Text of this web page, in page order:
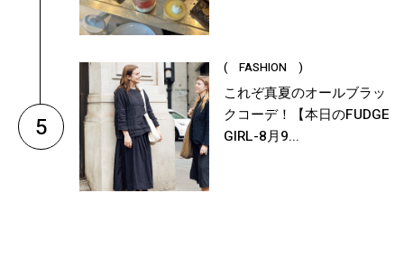
5
( FASHION )
これぞ真夏のオールブラッ
クコーデ！【本日のFUDGE
GIRL-8月9...